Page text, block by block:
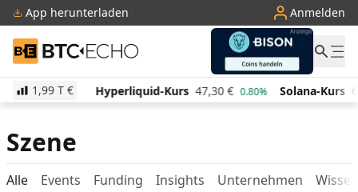
App herunterladen Anmelden
BTC-ECHO
1,99 T €
520,22 € 1.30% Hyperliquid-Kurs 47,30 € 0.80% Solana-Kurs
Szene
Alle Events Funding Insights Unternehmen Wissen